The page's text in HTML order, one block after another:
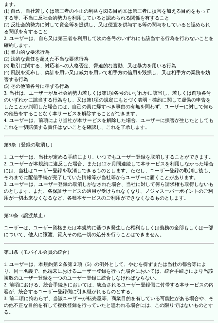
ます。
(1) 自己、自社若しくは第三者の不正の利益を図る目的又は第三者に損害を加える目的をもって
する等、不当に反社会的勢力を利用していると認められる関係を有すること
(2) 反社会的勢力に対して資金等を提供し、又は便宜を供与する等の関与をしていると認められ
る関係を有すること
2. ユーザーは、自ら又は第三者を利用して次の各号のいずれにも該当する行為を行わないことを
確約します。
(1) 暴力的な要求行為
(2) 法的な責任を超えた不当な要求行為
(3) 取引に関する、対応者への人格否定、脅迫的な言動、又は暴力を用いる行為
(4) 風説を流布し、偽計を用い又は威力を用いて相手方の信用を毀損し、又は相手方の業務を妨
害する行為
(5) その他前各号に準ずる行為
3. 当社は、ユーザーが反社会的勢力若しくは第1項各号のいずれかに該当し、若しくは前項各号
のいずれかに該当する行為をし、又は第1項の規定にもとづく表明・確約に関して虚偽の申告を
したことが判明した場合には、自己の責に帰すべき事由の有無を問わず、ユーザーに対して何ら
の催告をすることなく本サービスを解除することができます。
4. ユーザーは、前項により当社が本サービスを解除した場合、ユーザーに損害が生じたとしても
これを一切賠償する責任はないことを確認し、これを了承します。
第9条（登録の取消し）
1. ユーザーは、当社が定める手続により、いつでもユーザー登録を取消しすることができます。
2. ユーザーが本規約に違反した場合、または12ヶ月間連続して本サービスを利用しなかった場合
には、当社はユーザー登録を取消しできるものとします。ただし、ユーザー登録の取消し後も、
それまでに配信手続が完了していた情報等が当社等からユーザーに届くことがあります。
3. ユーザーは、ユーザー登録の取消しがなされた場合、当社に対して何ら請求権も取得しないも
のとします。また、各保証サービスの適用が受けられなくなり、ノジマスーパーポイントのご利
用が一切出来なくなるなど、各種本サービスのご利用ができなくなるものとします。
第10条（譲渡禁止）
ユーザーは、ユーザー資格または本規約に基づき発生した権利もしくは義務の全部もしくは一部
について、他人に譲渡、質入その他一切の処分を行うことはできません。
第11条（モバイル会員の統合）
1. ユーザーは、本規約第２条第２項（5）の例外として、やむを得ずまたは当社の都合等によ
り、同一名義で、他端末におけるユーザー登録を行った場合においては、統合手続きにより当該
複数のユーザー登録を一つのユーザー登録に統合しなければならない。
2. 前項における、統合手続きにおいては、統合されるユーザー登録側に付帯する本サービスの内
容が、統合するユーザー登録側に引き継がれるものとする。
3. 前二項に拘わらず、当該ユーザーが転売屋等、商業目的を有している可能性がある場合や、そ
の他不正な目的を有して複数登録を行っていたと思われる場合には、この限りではないものとす
る。